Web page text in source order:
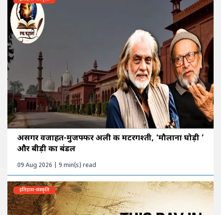
असगर वजाहत-मुजफ्फर अली की मटरगश्ती, ‘मौलाना घोड़ी ’
और बीड़ी का बंडल
09 Aug 2026 | 9 min(s) read
इतिहास-संस्कृति